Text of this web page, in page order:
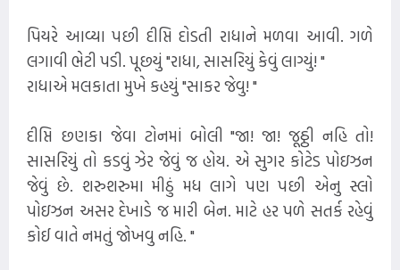
પિયરે આવ્યા પછી દીપ્તિ દોડતી રાધાને મળવા આવી. ગળે
લગાવી ભેટી પડી. પૂછયું "રાધા, સાસરિયું કેવું લાગ્યું! "
રાધાએ મલકાતા મુખે કહયું "સાકર જેવુ! "
દીપ્તિ છણકા જેવા ટોનમાં બોલી "જા! જા! જૂઠ્ઠી નહિ તો!
સાસરિયું તો કડવું ઝેર જેવું જ હોય. એ સુગર કોટેડ પોઇઝન
જેવું છે. શરુશરુમા મીઠું મધ લાગે પણ પછી એનુ સ્લો
પોઇઝન અસર દેખાડે જ મારી બેન. માટે હર પળે સતર્ક રહેવું
કોઈ વાતે નમતું જોખવુ નહિ. "